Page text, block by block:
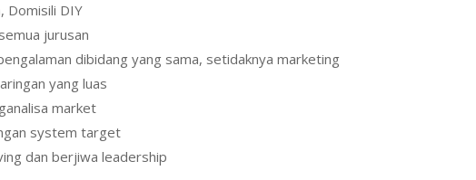
Domisili DIY
jurusan
dibidang yang sama, setidaknya marketing
yang luas
market
system target
dan berjiwa leadership